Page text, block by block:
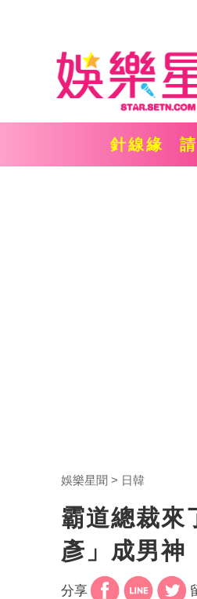
針線緣
娛樂星聞 日韓
霸道總裁來
彥」成男神
分享